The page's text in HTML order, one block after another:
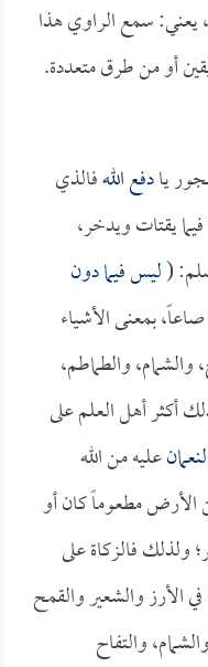
يعني: سمع الراوي هذا
أو من طرق متعددة.
يادفع اللهفالذي
فيما يقتات ويدخر،
(ليس فيما دون
بمعنى الأشياء
والشمام، والطماطم،
أكثر أهل العلم على
عليه من الله
الأرض مطعوماً كان أو
ولذلك فالزكاة على
الأرز والشعير والقمح
والتفاح